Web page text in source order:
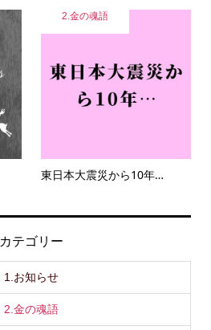
2.金の魂語
東日本大震災から10年…
カテゴリー
1.お知らせ
2.金の魂語